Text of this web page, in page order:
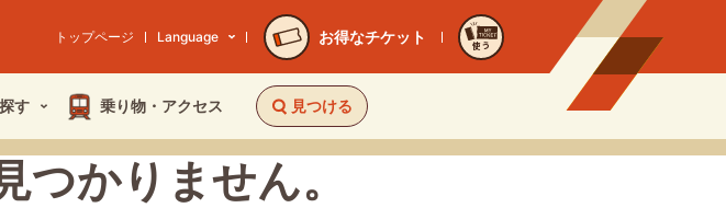
トップページ Language お得なチケット
使う
す 乗り物・ アクセス 見つける
つかりません。